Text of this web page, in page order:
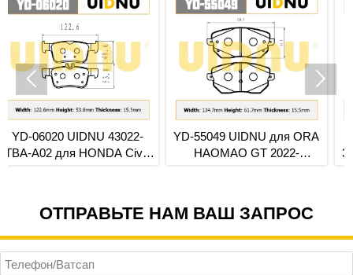
43022-
Civic
YD-55049 UIDNU для ORA
HAOMAO GT 2022-
YD-55030
3501119XKM01A
 
ОТПРАВЬТЕ НАМ ВАШ ЗАПРОС